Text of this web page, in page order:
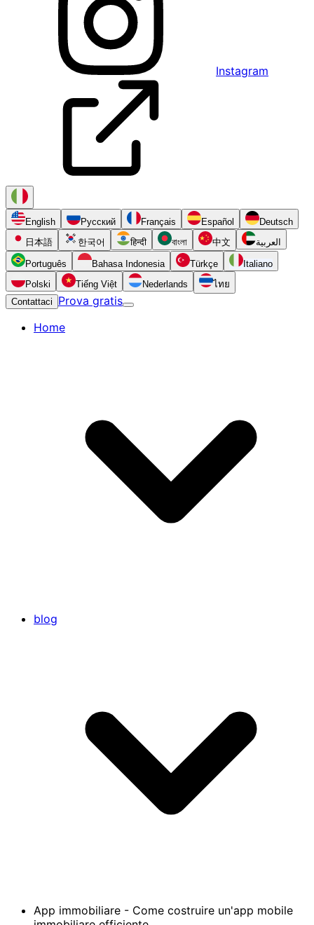
Instagram
English Русский Français Español
Deutsch
日本語
한국어 हिन्दी বাংলা 中文 العربية
Português Bahasa Indonesia Türkçe
Italiano
Polski
Tiếng Việt Nederlands
ไทย
Contattaci
Prova gratis
Home
blog
App immobiliare - Come costruire un'app mobile